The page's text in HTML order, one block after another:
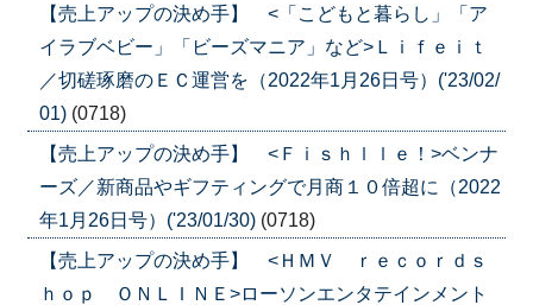
【売上アップの決め手】 <「こどもと暮らし」「ア
イラブベビー」「ビーズマニア」など>Ｌｉｆｅｉｔ
／切磋琢磨のＥＣ運営を（2022年1月26日号）('23/02/
01) (0718)
【売上アップの決め手】 <Ｆｉｓｈｌｌｅ！>ベンナ
ーズ／新商品やギフティングで月商１０倍超に（2022
年1月26日号）('23/01/30) (0718)
【売上アップの決め手】 <ＨＭＶ ｒｅｃｏｒｄｓ
ｈｏｐ ＯＮＬＩＮＥ>ローソンエンタテインメント